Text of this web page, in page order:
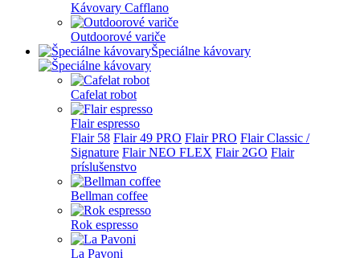
Kávovary Cafflano
Outdoorové variče
Špeciálne kávovary
Cafelat robot
Flair espresso
Flair 58 Flair 49 PRO Flair PRO Flair Classic /
Signature Flair NEO FLEX Flair 2GO Flair
príslušenstvo
Bellman coffee
Rok espresso
La Pavoni